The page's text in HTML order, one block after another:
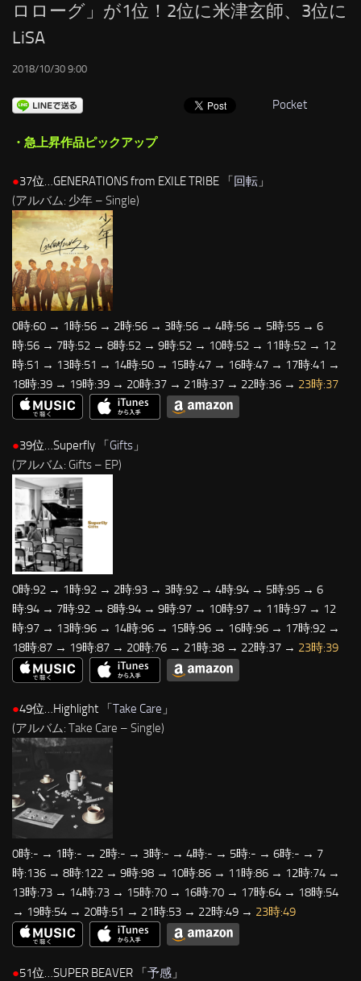
LINKS
ロローグ」が1位！2位に米津玄師、3位に
LiSA
2018/10/30 9:00
Pocket
・急上昇作品ピックアップ
●37位…GENERATIONS from EXILE TRIBE 「回転 」
(アルバム: 少年 – Single)
0時:60 → 1時:56 → 2時:56 → 3時:56 → 4時:56 → 5時:55 → 6
時:56 → 7時:52 → 8時:52 → 9時:52 → 10時:52 → 11時:52 → 12
時:51 → 13時:51 → 14時:50 → 15時:47 → 16時:47 → 17時:41 →
18時:39 → 19時:39 → 20時:37 → 21時:37 → 22時:36 → 23時:37
●39位…Superfly 「Gifts 」
(アルバム: Gifts – EP)
0時:92 → 1時:92 → 2時:93 → 3時:92 → 4時:94 → 5時:95 → 6
時:94 → 7時:92 → 8時:94 → 9時:97 → 10時:97 → 11時:97 → 12
時:97 → 13時:96 → 14時:96 → 15時:96 → 16時:96 → 17時:92 →
18時:87 → 19時:87 → 20時:76 → 21時:38 → 22時:37 → 23時:39
●49位…Highlight 「Take Care 」
(アルバム: Take Care – Single)
0時:- → 1時:- → 2時:- → 3時:- → 4時:- → 5時:- → 6時:- → 7
時:136 → 8時:122 → 9時:98 → 10時:86 → 11時:86 → 12時:74 →
13時:73 → 14時:73 → 15時:70 → 16時:70 → 17時:64 → 18時:54
→ 19時:54 → 20時:51 → 21時:53 → 22時:49 → 23時:49
●51位…SUPER BEAVER 「予感 」